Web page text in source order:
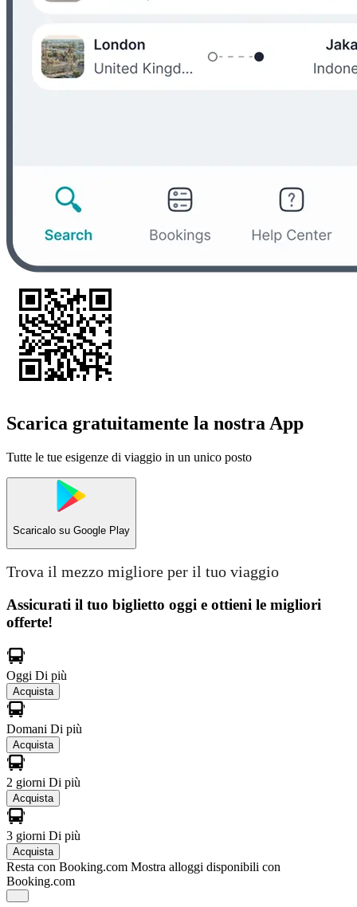
Scarica gratuitamente la nostra App
Tutte le tue esigenze di viaggio in un unico posto
Scaricalo su Google Play
Trova il mezzo migliore per il tuo viaggio
Assicurati il ​​tuo biglietto oggi e ottieni le migliori
offerte!
Oggi Di più
Acquista
Domani Di più
Acquista
2 giorni Di più
Acquista
3 giorni Di più
Acquista
Resta con Booking.com Mostra alloggi disponibili con
Booking.com